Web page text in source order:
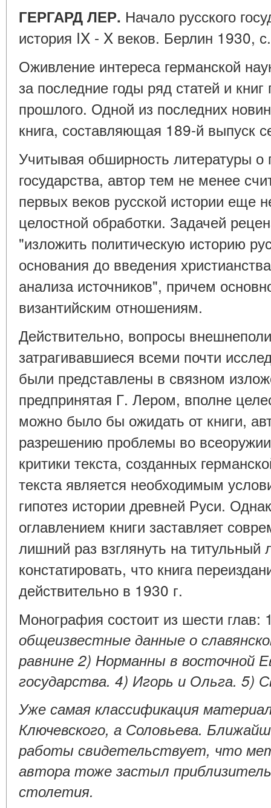
ГЕРГАРД ЛЕР. Начало русского
история IX - X веков. Берлин 1930,
Оживление интереса германской
за последние годы ряд статей и
прошлого. Одной из последних
книга, составляющая 189-й выпуск
Учитывая обширность литературы о
государства, автор тем не менее
первых веков русской истории еще
целостной обработки. Задачей
"изложить политическую историю
основания до введения
анализа источников", причем
византийским отношениям.
Действительно, вопросы
затрагивавшиеся всеми почти
были представлены в связном
предпринятая Г. Лером, вполне
можно было бы ожидать от книги,
разрешению проблемы во
критики текста, созданных
текста является необходимым
гипотез истории древней Руси.
оглавлением книги заставляет
лишний раз взглянуть на титульный
констатировать, что книга
действительно в 1930 г.
Монография состоит из шести глав:
общеизвестные данные о
равнине 2) Норманны в восточной
государства. 4) Игорь и Ольга. 5)
Уже самая классификация
Ключевского, а Соловьева.
работы свидетельствует, что
автора тоже застыл
столетия.